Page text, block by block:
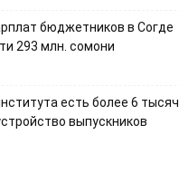
бюджетников в Согде
293 млн. сомони
есть более 6 тысяч
выпускников